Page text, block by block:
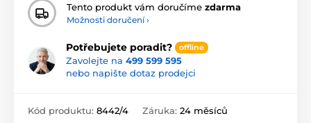
Tento produkt vám doručíme zdarma
Možnosti doručení ›
Potřebujete poradit? offline
Zavolejte na 499 599 595
nebo napište dotaz prodejci
Kód produktu: 8442/4 Záruka: 24 měsíců